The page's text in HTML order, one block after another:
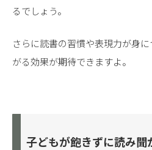
るでしょう。
さらに読書の習慣や表現力が身
がる効果が期待できますよ。
子どもが飽きずに読み